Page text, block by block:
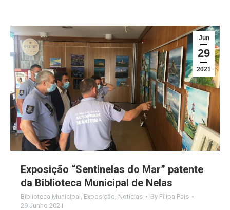
Jun
29
2021
Exposição “Sentinelas do Mar” patente
da Biblioteca Municipal de Nelas
Biblioteca Municipal Exposição Notícias By Filipa Pais
29 Junho 2021